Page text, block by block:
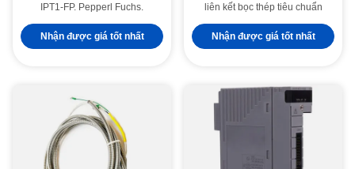
IPT1-FP. Pepperl Fuchs.
Nhận được giá tốt nhất
liên kết bọc thép tiêu chuẩn
Nhận được giá tốt nhất